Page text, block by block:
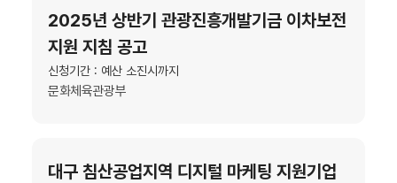
2025년 상반기 관광진흥개발기금 이차보전
지원 지침 공고
신청기간 : 예산 소진시까지
문화체육관광부
대구 침산공업지역 디지털 마케팅 지원기업